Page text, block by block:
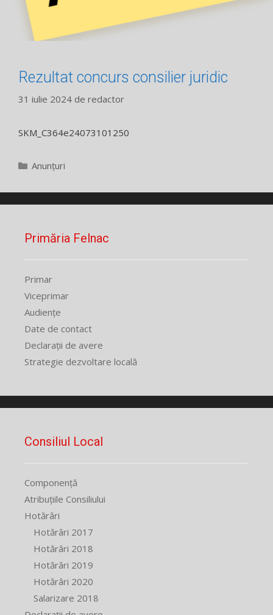
Rezultat concurs consilier juridic
31 iulie 2024 de redactor
SKM_C364e24073101250
Categorii
Anunțuri
Primăria Felnac
Primar
Viceprimar
Audiențe
Date de contact
Declarații de avere
Strategie dezvoltare locală
Consiliul Local
Componență
Atribuțiile Consiliului
Hotărâri
Hotărâri 2017
Hotărâri 2018
Hotărâri 2019
Hotărâri 2020
Salarizare 2018